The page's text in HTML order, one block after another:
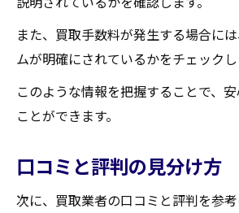
また、買取手数料が発生する場合に
ムが明確にされているかをチェックし
このような情報を把握することで、
ことができます。
口コミと評判の見分け方
次に、買取業者の口コミと評判を参